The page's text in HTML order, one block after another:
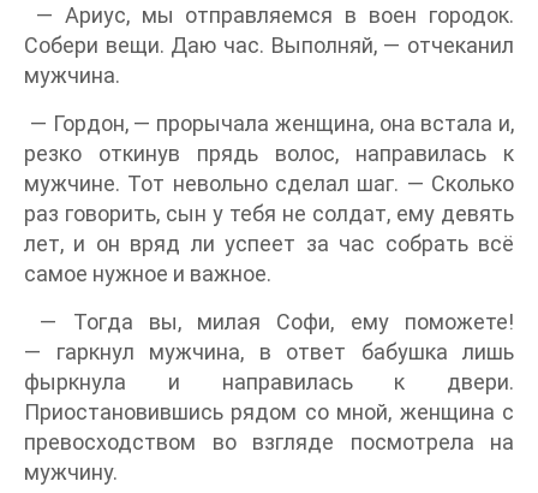
— Ариус, мы отправляемся в воен городок.
Собери вещи. Даю час. Выполняй, — отчеканил
мужчина.
— Гордон, — прорычала женщина, она встала и,
резко откинув прядь волос, направилась к
мужчине. Тот невольно сделал шаг. — Сколько
раз говорить, сын у тебя не солдат, ему девять
лет, и он вряд ли успеет за час собрать всё
самое нужное и важное.
— Тогда вы, милая Софи, ему поможете!
— гаркнул мужчина, в ответ бабушка лишь
фыркнула и направилась к двери.
Приостановившись рядом со мной, женщина с
превосходством во взгляде посмотрела на
мужчину.